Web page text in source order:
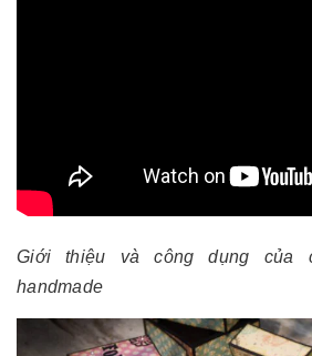
Giới thiệu và công dụng của
handmade